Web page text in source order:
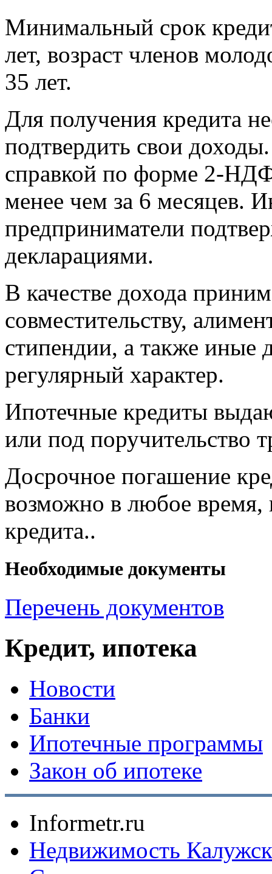
Минимальный срок
лет, возраст членов
35 лет.
Для получения кредита
подтвердить свои
справкой по форме 2-
менее чем за 6 месяцев.
предприниматели
декларациями.
В качестве дохода
совместительству,
стипендии, а также иные
регулярный характер.
Ипотечные кредиты
или под поручительство
Досрочное погашение
возможно в любое время,
кредита..
Необходимые документы
Перечень документов
Кредит, ипотека
Новости
Банки
Ипотечные программы
Закон об ипотеке
Informetr.ru
Недвижимость